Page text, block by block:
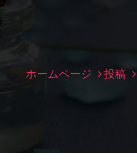
ホームページ 投稿